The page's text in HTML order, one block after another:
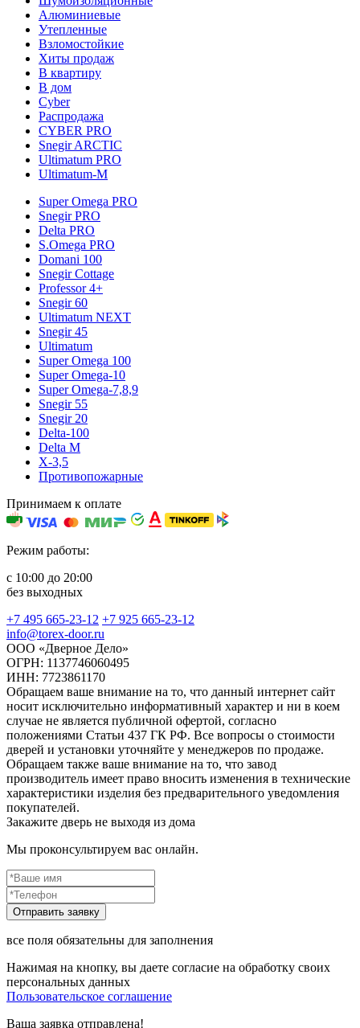
Алюминиевые
Утепленные
Взломостойкие
Хиты продаж
В квартиру
В дом
Cyber
Распродажа
CYBER PRO
Snegir ARCTIC
Ultimatum PRO
Ultimatum-M
Super Omega PRO
Snegir PRO
Delta PRO
S.Omega PRO
Domani 100
Snegir Cottage
Professor 4+
Snegir 60
Ultimatum NEXT
Snegir 45
Ultimatum
Super Omega 100
Super Omega-10
Super Omega-7,8,9
Snegir 55
Snegir 20
Delta-100
Delta M
X-3,5
Противопожарные
Принимаем к оплате
Режим работы:
с 10:00 до 20:00
без выходных
+7 495 665-23-12 +7 925 665-23-12
info@torex-door.ru
ООО «Дверное Дело»
ОГРН: 1137746060495
ИНН: 7723861170
Обращаем ваше внимание на то, что данный интернет сайт
носит исключительно информативный характер и ни в коем
случае не является публичной офертой, согласно
положениями Статьи 437 ГК РФ. Все вопросы о стоимости
дверей и установки уточняйте у менеджеров по продаже.
Обращаем также ваше внимание на то, что завод
производитель имеет право вносить изменения в технические
характеристики изделия без предварительного уведомления
покупателей.
Закажите дверь не выходя из дома
Мы проконсультируем вас онлайн.
все поля обязательны для заполнения
Нажимая на кнопку, вы даете согласие на обработку своих
персональных данных
Пользовательское соглашение
Ваша заявка отправлена!